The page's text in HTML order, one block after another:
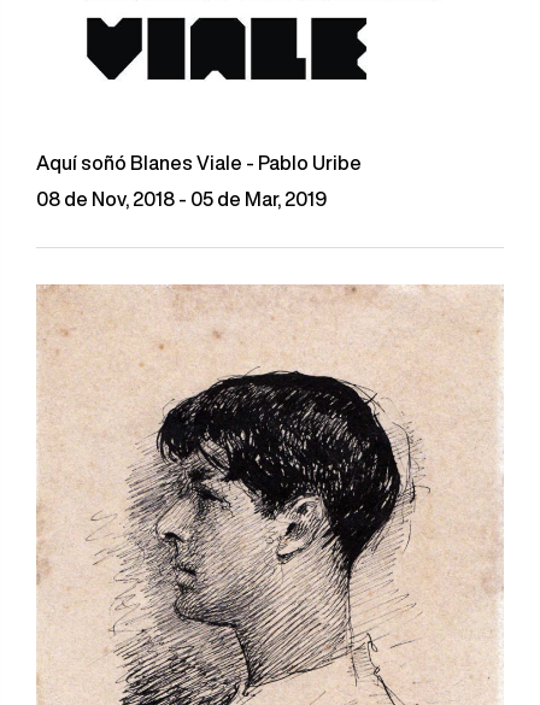
Aquí soñó Blanes Viale - Pablo Uribe
08 de Nov, 2018 - 05 de Mar, 2019